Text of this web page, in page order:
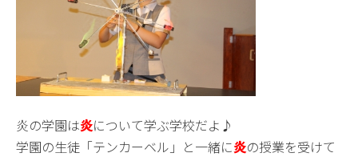
炎の学園は炎について学ぶ学校だよ♪
学園の生徒「テンカーベル」と一緒に炎の授業を受けて